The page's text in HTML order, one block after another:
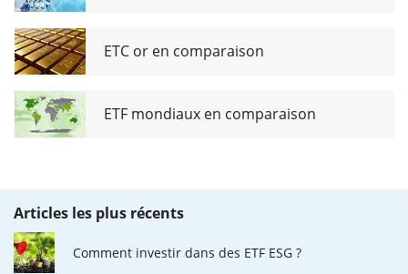
ETC or en comparaison
ETF mondiaux en comparaison
Articles les plus récents
Comment investir dans des ETF ESG ?